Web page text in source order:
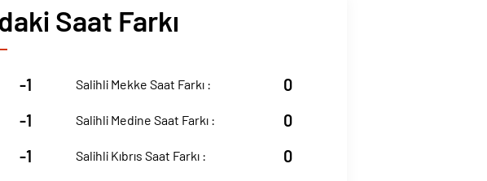
Saat Farkı
-1
-1
-1
Salihli Mekke Saat Farkı : 0
Salihli Medine Saat Farkı : 0
Salihli Kıbrıs Saat Farkı : 0